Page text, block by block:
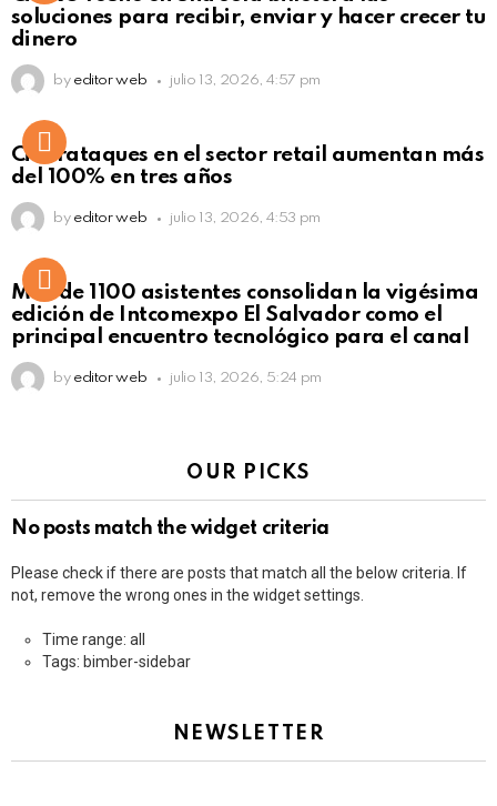
soluciones para recibir, enviar y hacer crecer tu
dinero
by editor web julio 13, 2026, 4:57 pm
Ciberataques en el sector retail aumentan más
del 100% en tres años
by editor web julio 13, 2026, 4:53 pm
Más de 1100 asistentes consolidan la vigésima
edición de Intcomexpo El Salvador como el
principal encuentro tecnológico para el canal
by editor web julio 13, 2026, 5:24 pm
OUR PICKS
No posts match the widget criteria
Please check if there are posts that match all the below criteria. If
not, remove the wrong ones in the widget settings.
Time range: all
Tags: bimber-sidebar
NEWSLETTER